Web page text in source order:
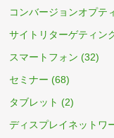
コンバージョンオプテ
サイトリターゲティン
スマートフォン (32)
セミナー (68)
タブレット (2)
ディスプレイネットワ